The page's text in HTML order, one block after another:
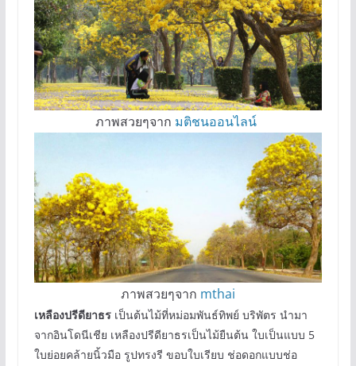
ภาพสวยๆจาก มติชนออนไลน์
ภาพสวยๆจาก mthai
เหลืองปรีดียาธร เป็นต้นไม้ที่หม่อมพันธ์ทิพย์ บริพัตร นำมา
จากอินโดนีเชีย เหลืองปรีดียาธรเป็นไม้ยืนต้น ใบเป็นแบบ 5
ใบย่อยคล้ายนิ้วมือ รูปทรงรี ขอบใบเรียบ ช่อดอกแบบช่อ